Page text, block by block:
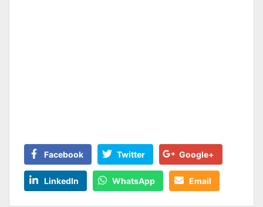
Facebook Twitter Google+
LinkedIn WhatsApp Email